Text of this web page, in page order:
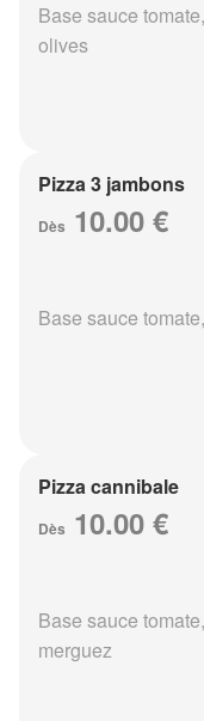
Base sauce
olives
Pizza 3 jambons
Dès 10.00 €
Base sauce
Pizza cannibale
Dès 10.00 €
Base sauce
merguez